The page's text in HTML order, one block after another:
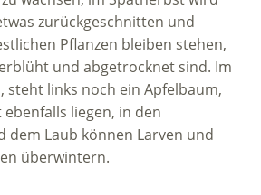
zurückgeschnitten und
Pflanzen bleiben stehen,
und abgetrocknet sind. Im
steht links noch ein Apfelbaum,
liegen, in den
dem Laub können Larven und
überwintern.